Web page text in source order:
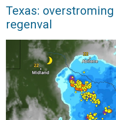
Texas:
regenval